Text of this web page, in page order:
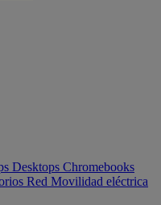
Desktops Chromebooks
Red Movilidad eléctrica